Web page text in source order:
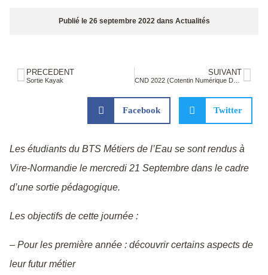
Publié le 26 septembre 2022 dans Actualités
PRÉCÉDENT
Sortie Kayak
SUIVANT
CND 2022 (Cotentin Numérique Démonstration)
Facebook Twitter
Les étudiants du BTS Métiers de l’Eau se sont rendus à
Vire-Normandie le mercredi 21 Septembre dans le cadre
d’une sortie pédagogique.
Les objectifs de cette journée :
– Pour les première année : découvrir certains aspects de
leur futur métier